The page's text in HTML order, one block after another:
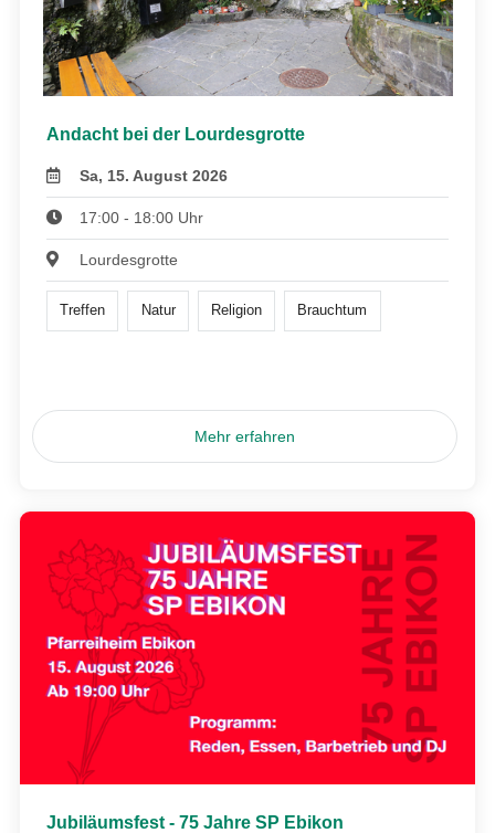
Andacht bei der Lourdesgrotte
Sa, 15. August 2026
17:00 - 18:00 Uhr
Lourdesgrotte
Treffen Natur Religion Brauchtum
Mehr erfahren
Jubiläumsfest - 75 Jahre SP Ebikon